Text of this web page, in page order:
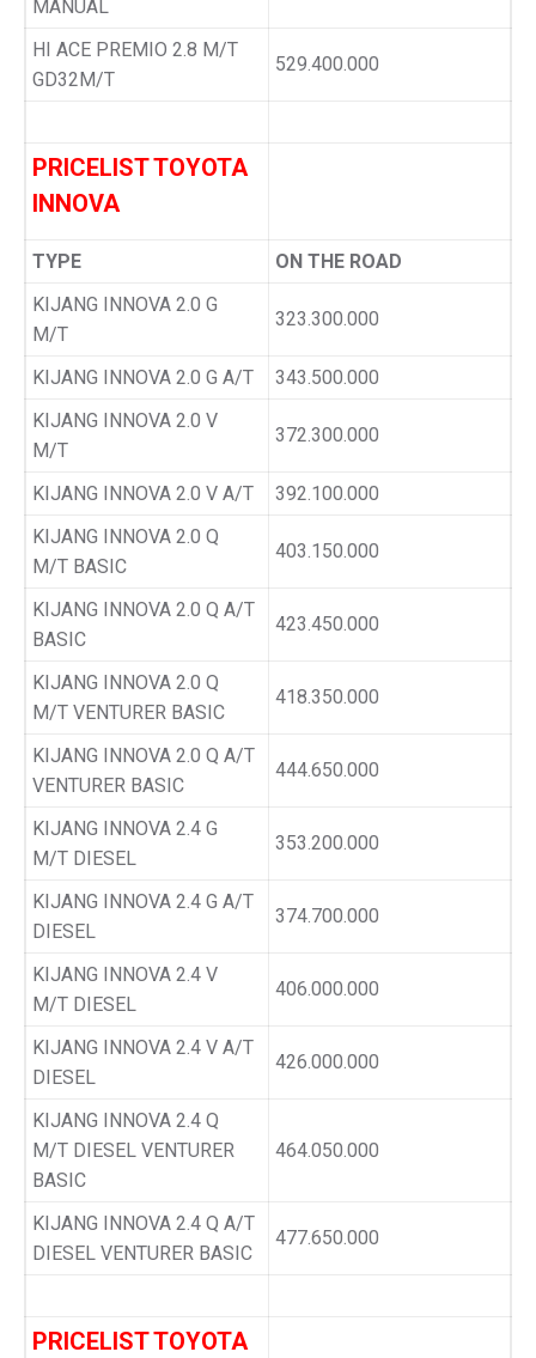
MANUAL
HI ACE PREMIO 2.8 M/T
GD32M/T
529.400.000
PRICELIST TOYOTA
INNOVA
TYPE
ON THE ROAD
KIJANG INNOVA 2.0 G
M/T
323.300.000
KIJANG INNOVA 2.0 G A/T
343.500.000
KIJANG INNOVA 2.0 V
M/T
372.300.000
KIJANG INNOVA 2.0 V A/T
392.100.000
KIJANG INNOVA 2.0 Q
M/T BASIC
403.150.000
KIJANG INNOVA 2.0 Q A/T
BASIC
423.450.000
KIJANG INNOVA 2.0 Q
M/T VENTURER BASIC
418.350.000
KIJANG INNOVA 2.0 Q A/T
VENTURER BASIC
444.650.000
KIJANG INNOVA 2.4 G
M/T DIESEL
353.200.000
KIJANG INNOVA 2.4 G A/T
DIESEL
374.700.000
KIJANG INNOVA 2.4 V
M/T DIESEL
406.000.000
KIJANG INNOVA 2.4 V A/T
DIESEL
426.000.000
KIJANG INNOVA 2.4 Q
M/T DIESEL VENTURER
BASIC
464.050.000
KIJANG INNOVA 2.4 Q A/T
DIESEL VENTURER BASIC
477.650.000
PRICELIST TOYOTA